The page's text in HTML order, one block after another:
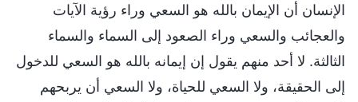
الإنسان أن الإيمان بالله هو السعي وراء رؤية الآيات
والعجائب والسعي وراء الصعود إلى السماء والسماء
الثالثة. لا أحد منهم يقول إن إيمانه بالله هو السعي للدخول
إلى الحقيقة، ولا السعي للحياة، ولا السعي أن يربحهم